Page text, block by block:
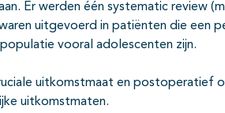
Er werden één systematic review
uitgevoerd in patiënten die een
vooral adolescenten zijn.
uitkomstmaat en postoperatief
uitkomstmaten.